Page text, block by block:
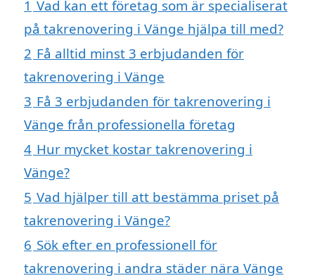
1 Vad kan ett företag som är specialiserat
på takrenovering i Vänge hjälpa till med?
2 Få alltid minst 3 erbjudanden för
takrenovering i Vänge
3 Få 3 erbjudanden för takrenovering i
Vänge från professionella företag
4 Hur mycket kostar takrenovering i
Vänge?
5 Vad hjälper till att bestämma priset på
takrenovering i Vänge?
6 Sök efter en professionell för
takrenovering i andra städer nära Vänge